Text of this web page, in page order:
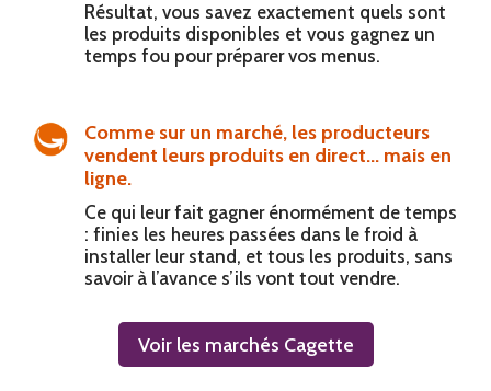
Résultat, vous savez exactement quels sont
les produits disponibles et vous gagnez un
temps fou pour préparer vos menus.
Comme sur un marché, les producteurs
vendent leurs produits en direct... mais en
ligne.
Ce qui leur fait gagner énormément de temps
: finies les heures passées dans le froid à
installer leur stand, et tous les produits, sans
savoir à l’avance s’ils vont tout vendre.
Voir les marchés Cagette